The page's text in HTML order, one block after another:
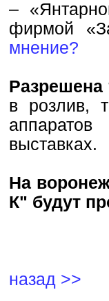
–
фирмой
мнение?
в розлив,
выставках.
На
К" будут
назад >>